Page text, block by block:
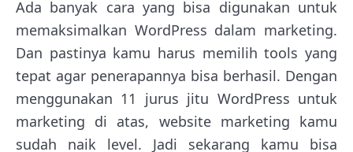
Ada banyak cara yang bisa digunakan untuk
memaksimalkan WordPress dalam marketing.
Dan pastinya kamu harus memilih tools yang
tepat agar penerapannya bisa berhasil. Dengan
menggunakan 11 jurus jitu WordPress untuk
marketing di atas, website marketing kamu
sudah naik level. Jadi sekarang kamu bisa